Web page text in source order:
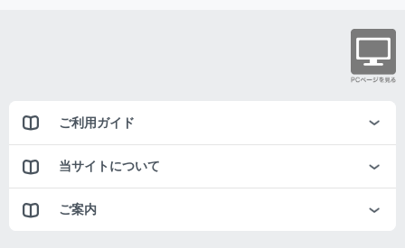
ご利用ガイド
当サイトについて
ご案内